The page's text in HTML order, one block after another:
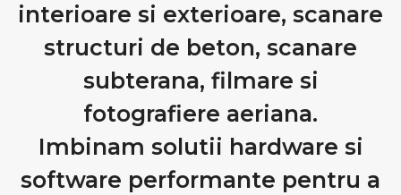
interioare si exterioare, scanare
structuri de beton, scanare
subterana, filmare si
fotografiere aeriana.
Imbinam solutii hardware si
software performante pentru a